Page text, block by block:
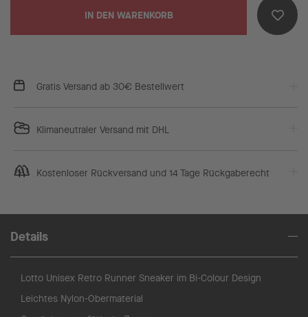
IN DEN WARENKORB
Gratis Versand ab 30€ Bestellwert
Klimaneutraler Versand mit DHL
Kostenloser Rückversand und 14 Tage Rückgaberecht
Details
Lotto Unisex Retro Runner Sneaker im Bi-Colour Design
Leichtes Nylon-Obermaterial